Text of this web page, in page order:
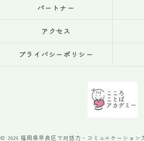
パートナー
アクセス
プライバシーポリシー
© 2026 福岡県早良区で対話力・コミュニケーション